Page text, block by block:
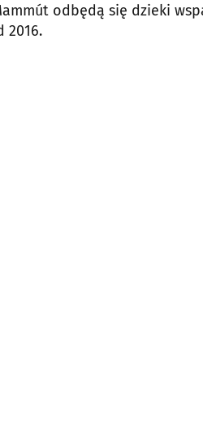
odbędą się dzieki
2016.